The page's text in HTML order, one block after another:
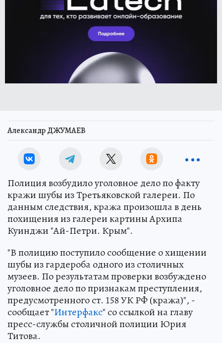
Александр ДЖУМАЕВ
Полиция возбудило уголовное дело по факту
кражи шубы из Третьяковской галереи. По
данным следствия, кража произошла в день
похищения из галереи картины Архипа
Куинджи "Ай-Петри. Крым".
"В полицию поступило сообщение о хищении
шубы из гардероба одного из столичных
музеев. По результатам проверки возбуждено
уголовное дело по признакам преступления,
предусмотренного ст. 158 УК РФ (кража)", -
сообщает "Интерфакс" со ссылкой на главу
пресс-службы столичной полиции Юрия
Титова.